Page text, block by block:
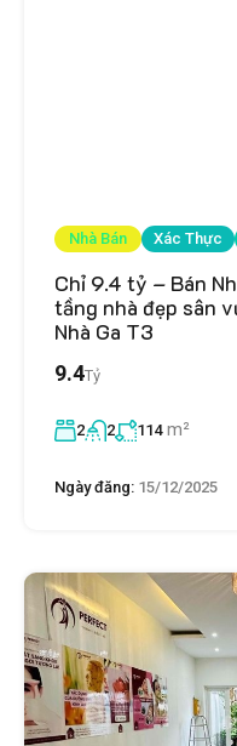
Nhà Bán Xác Thực
Chỉ 9.4 tỷ – Bán
tầng nhà đẹp sân
Nhà Ga T3
9.4Tỷ
2 2 114 m²
Ngày đăng: 15/12/2025